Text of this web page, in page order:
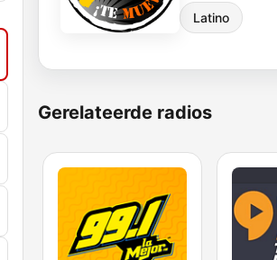
Latino
Gerelateerde radios